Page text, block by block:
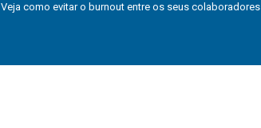
Veja como evitar o burnout entre os seus colaboradores